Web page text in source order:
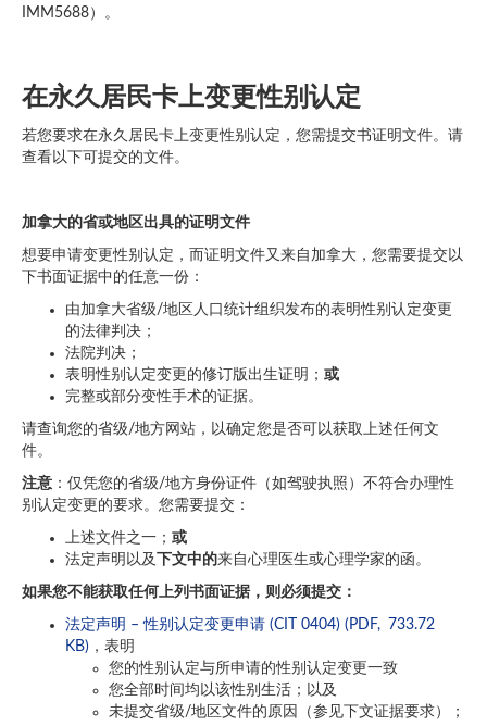
IMM5688）。
在永久居民卡上变更性别认定
若您要求在永久居民卡上变更性别认定，您需提交书证明文件。请
查看以下可提交的文件。
加拿大的省或地区出具的证明文件
想要申请变更性别认定，而证明文件又来自加拿大，您需要提交以
下书面证据中的任意一份：
由加拿大省级/地区人口统计组织发布的表明性别认定变更
的法律判决；
法院判决；
表明性别认定变更的修订版出生证明； 或
完整或部分变性手术的证据。
请查询您的省级/地方网站，以确定您是否可以获取上述任何文
件。
注意 ：仅凭您的省级/地方身份证件（如驾驶执照）不符合办理性
别认定变更的要求。您需要提交：
上述文件之一； 或
法定声明以及
下文中的来自心理医生或心理学家的函。
如果您不能获取任何上列书面证据 ， 则必须提交 ：
法定声明 – 性别认定变更申请 (CIT 0404) (PDF, 733.72
KB) ，表明
您的性别认定与所申请的性别认定变更一致
您全部时间均以该性别生活；以及
未提交省级/地区文件的原因（参见下文证据要求）；